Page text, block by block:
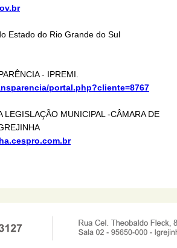
Estado do Rio Grande do Sul
- IPREMI.
portal.php?cliente=8767
LEGISLAÇÃO MUNICIPAL -CÂMARA DE